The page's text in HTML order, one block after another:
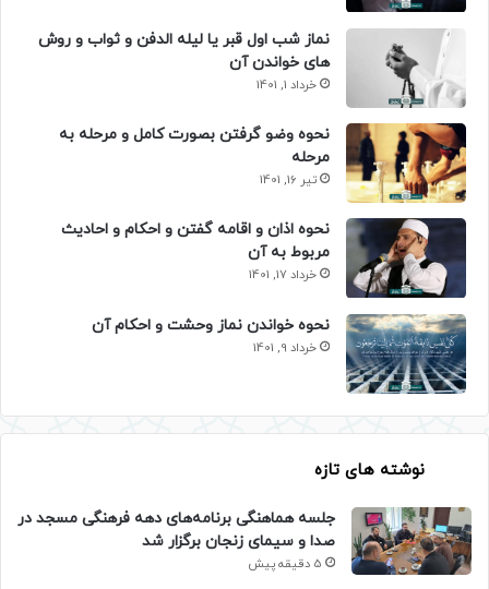
نماز شب اول قبر یا لیله الدفن و ثواب و روش
های خواندن آن
خرداد 1, 1401
نحوه وضو گرفتن بصورت کامل و مرحله به
مرحله
تیر 16, 1401
نحوه اذان و اقامه گفتن و احکام و احادیث
مربوط به آن
خرداد 17, 1401
نحوه خواندن نماز وحشت و احکام آن
خرداد 9, 1401
نوشته های تازه
جلسه هماهنگی برنامه‌های دهه فرهنگی مسجد در
صدا و سیمای زنجان برگزار شد
5 دقیقه پیش